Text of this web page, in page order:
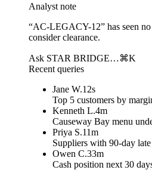
Analyst note
“AC-LEGACY-12” has seen
consider clearance.
Ask STAR BRIDGE…⌘K
Recent queries
Jane W.12s
Top 5 customers by
Kenneth L.4m
Causeway Bay menu
Priya S.11m
Suppliers with 90-day
Owen C.33m
Cash position next 30